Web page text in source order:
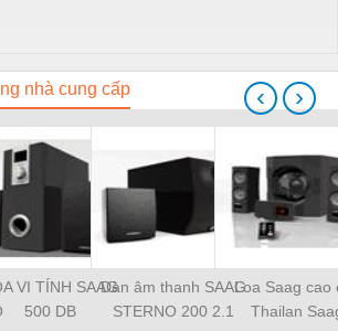
nhà cung cấp
VI TÍNH SAAG
500 DB
Dàn âm thanh SAAG
STERNO 200 2.1
Loa Saag cao
Thailan
‹ ›